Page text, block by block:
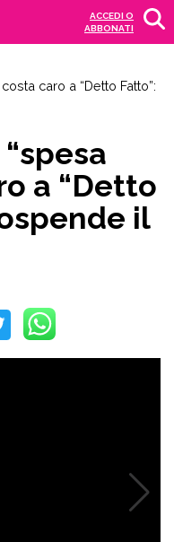
ACCEDI O
ABBONATI
caro a “Detto Fatto”:
a “Detto
il